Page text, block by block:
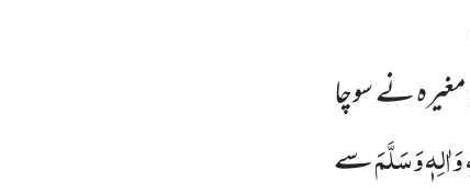
ولید بن مغیرہ نے سوچا
وَاٰلِہٖ وَسَلَّمَسے